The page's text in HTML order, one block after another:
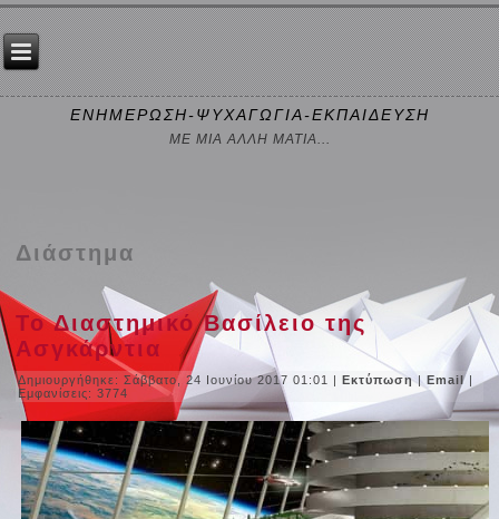
ΕΝΗΜΕΡΩΣΗ-ΨΥΧΑΓΩΓΙΑ-ΕΚΠΑΙΔΕΥΣΗ
ΜΕ ΜΙΑ ΑΛΛΗ ΜΑΤΙΑ...
Διάστημα
Το Διαστημικό Βασίλειο της
Ασγκάρντια
Δημιουργήθηκε: Σάββατο, 24 Ιουνίου 2017 01:01 |Εκτύπωση |Email |
Εμφανίσεις: 3774